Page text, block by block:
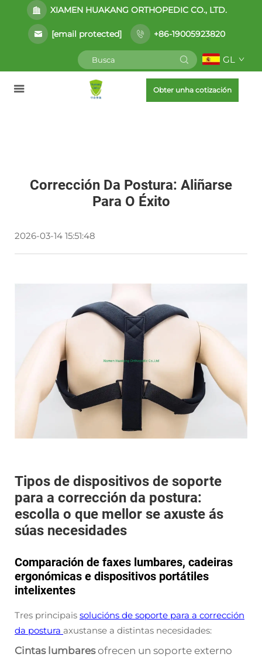
XIAMEN HUAKANG ORTHOPEDIC CO., LTD.
[email protected] +86-19005923820
GL
Obter unha cotización
Corrección Da Postura: Aliñarse
Para O Éxito
2026-03-14 15:51:48
Tipos de dispositivos de soporte
para a corrección da postura:
escolla o que mellor se axuste ás
súas necesidades
Comparación de faxes lumbares, cadeiras
ergonómicas e dispositivos portátiles
intelixentes
Tres principais solucións de soporte para a corrección
da postura axustanse a distintas necesidades:
Cintas lumbaresofrecen un soporte externo